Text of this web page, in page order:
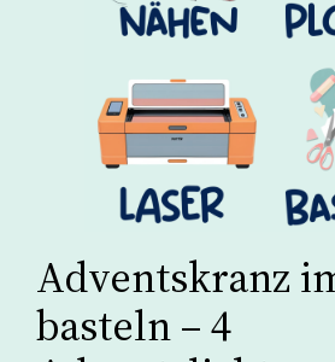
Adventskranz
basteln – 4